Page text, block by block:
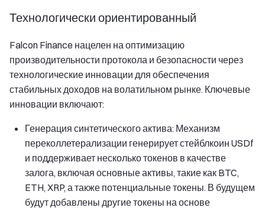
Технологически ориентированный
Falcon Finance нацелен на оптимизацию
производительности протокола и безопасности через
технологические инновации для обеспечения
стабильных доходов на волатильном рынке. Ключевые
инновации включают:
Генерация синтетического актива: Механизм
переколлетерализации генерирует стейблкоин USDf
и поддерживает несколько токенов в качестве
залога, включая основные активы, такие как BTC,
ETH, XRP, а также потенциальные токены. В будущем
будут добавлены другие токены на основе